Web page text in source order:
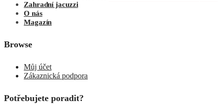
Zahradní jacuzzi
O nás
Magazín
Browse
Můj účet
Zákaznická podpora
Potřebujete poradit?